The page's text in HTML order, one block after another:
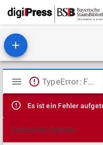
Mirador
Viewer
TypeError: Failed to fetch
Es ist ein Fehler
Technische Details